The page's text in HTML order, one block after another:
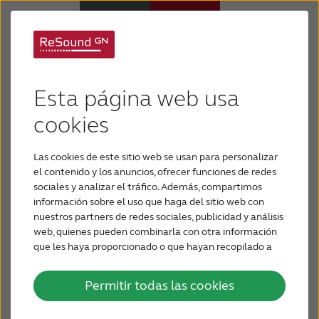
Esta página web usa
cookies
Las cookies de este sitio web se usan para personalizar
el contenido y los anuncios, ofrecer funciones de redes
sociales y analizar el tráfico. Además, compartimos
información sobre el uso que haga del sitio web con
nuestros partners de redes sociales, publicidad y análisis
web, quienes pueden combinarla con otra información
que les haya proporcionado o que hayan recopilado a
Permitir todas las cookies
Pérdida de audición
Soporte y cuidado
Por qué ReSound
BLOG
PARA PROFESIONALES
ReSound tiene un rico legado, creando soluciones
auditivas de vanguardia desde 1943. A través de
los años, ReSound abrió nuevos caminos para el
procesamiento del sonido con la compresión de
rango dinámico ancho y creó los primeros
audífonos con tecnología MFi de conectividad
directa con iPhone, iPad y iPod touch, entre otras
primicias de la industria.
ReSound se enorgullece de recibir los siguientes
premios: